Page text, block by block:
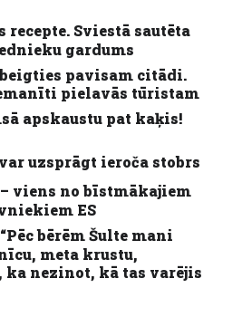
recepte. Sviestā sautēta
gardums
beigties pavisam citādi.
pielavās tūristam
apskaustu pat kaķis!
uzsprāgt ieroča stobrs
viens no bīstmākajiem
ES
bērēm Šulte mani
meta krustu,
ka nezinot, kā tas varējis